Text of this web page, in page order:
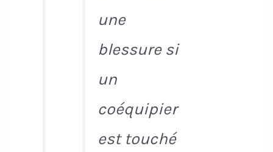
une
blessure si
un
coéquipier
est touché